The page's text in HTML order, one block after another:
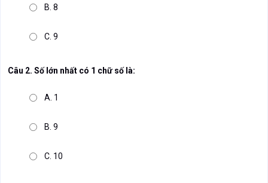
B. 8
C. 9
Câu 2. Số lớn nhất có 1 chữ số là:
A. 1
B. 9
C. 10